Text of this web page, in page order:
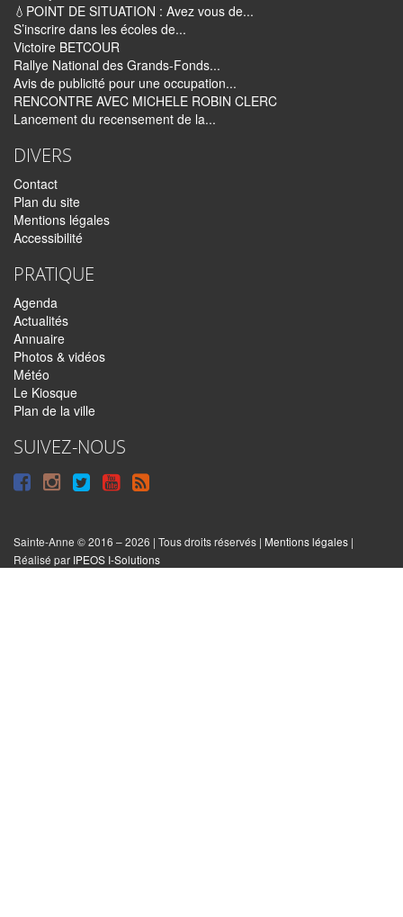
💧POINT DE SITUATION : Avez vous de...
S’inscrire dans les écoles de...
Victoire BETCOUR
Rallye National des Grands-Fonds...
Avis de publicité pour une occupation...
RENCONTRE AVEC MICHELE ROBIN CLERC
Lancement du recensement de la...
DIVERS
Contact
Plan du site
Mentions légales
Accessibilité
PRATIQUE
Agenda
Actualités
Annuaire
Photos & vidéos
Météo
Le Kiosque
Plan de la ville
SUIVEZ-NOUS
Suivre
Facebook
Suivre
Instagram
Suivre
Twitter
Syndiquer
le
site
Sainte-Anne © 2016 – 2026 | Tous droits réservés | Mentions légales |
Réalisé par IPEOS I-Solutions
Réinitialiser